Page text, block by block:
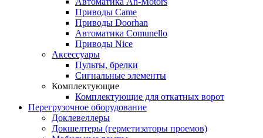
Приводы Came
Приводы Doorhan
Автоматика Comunello
Приводы Nice
Аксессуары
Пульты, брелки
Сигнальные элементы
Комплектующие
Комплектующие для откатных ворот
Перегрузочное оборудование
Доклевеллеры
Докшелтеры (герметизаторы проемов)